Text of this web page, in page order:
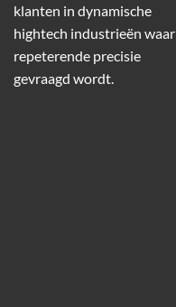
klanten in dynamische
hightech industrieën waar
repeterende precisie
gevraagd wordt.